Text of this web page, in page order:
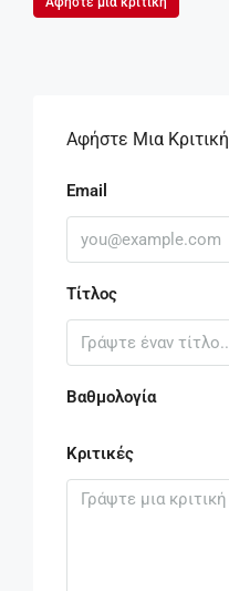
Αφήστε Μια Κριτική
Email
Τίτλος
Βαθμολογία
Κριτικές